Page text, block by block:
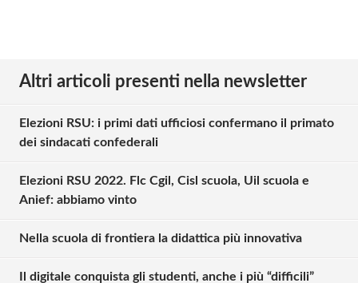
Altri articoli presenti nella newsletter
Elezioni RSU: i primi dati ufficiosi confermano il primato
dei sindacati confederali
Elezioni RSU 2022. Flc Cgil, Cisl scuola, Uil scuola e
Anief: abbiamo vinto
Nella scuola di frontiera la didattica più innovativa
Il digitale conquista gli studenti, anche i più “difficili”